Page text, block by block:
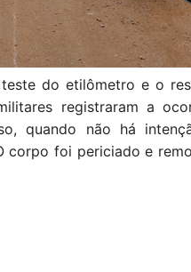
do etilômetro e o
registraram a
quando não há
corpo foi periciado e